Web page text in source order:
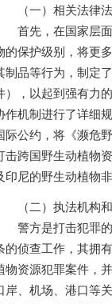
（一）相关法律
首先，在国家层面
的保护级别，将更
制品等行为，制定
），以起到强有力
作机制进行了详细
际公约，将《濒危
击跨国野生动植物
印尼的野生动植物
（二）执法机构和
警方是打击犯罪的
的侦查工作，其拥
物资源犯罪案件，
岸、机场、港口等